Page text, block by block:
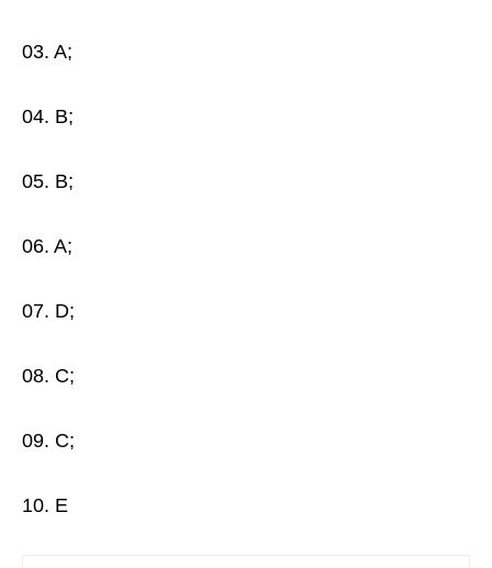
03. A;
04. B;
05. B;
06. A;
07. D;
08. C;
09. C;
10. E